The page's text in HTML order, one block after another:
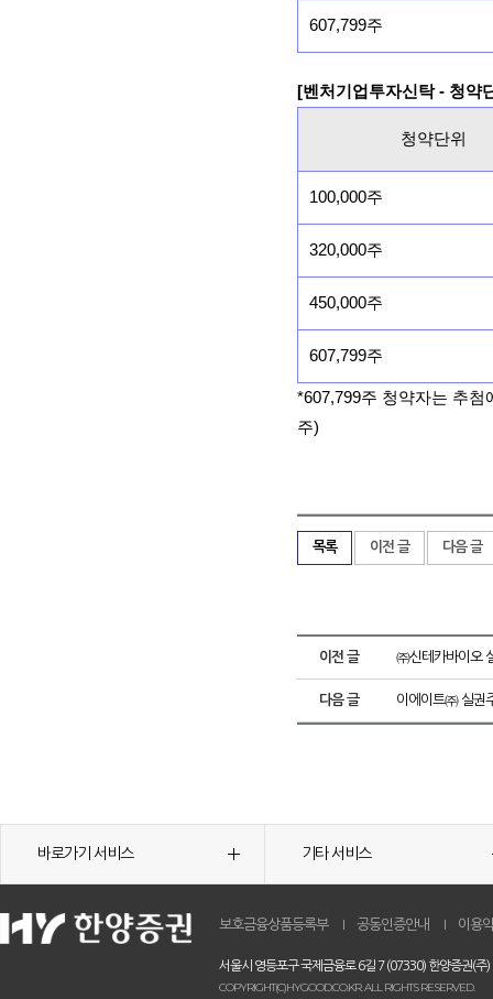
607,799주
[벤처기업투자신탁 - 청약
청약단위
100,000주
320,000주
450,000주
607,799주
*607,799주 청약자는 추
주)
목록 이전 글 다음 글
이전 글 ㈜신테카바이오
다음 글 이에이트㈜ 실권
바로가기 서비스 기타 서비스
보호금융상품등록부 공동인증안내 이용
서울시 영등포구 국제금융로 6길 7 (07330) 한양증권(주)
COPYRIGHT(C)HYGOOD.CO.KR. ALL RIGHTS RESERVED.